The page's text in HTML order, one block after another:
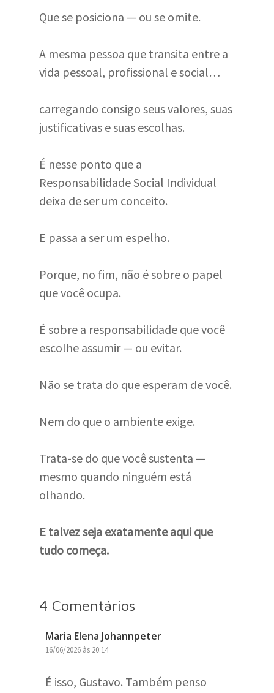
Que se posiciona — ou se omite.
A mesma pessoa que transita entre a
vida pessoal, profissional e social…
carregando consigo seus valores, suas
justificativas e suas escolhas.
É nesse ponto que a
Responsabilidade Social Individual
deixa de ser um conceito.
E passa a ser um espelho.
Porque, no fim, não é sobre o papel
que você ocupa.
É sobre a responsabilidade que você
escolhe assumir — ou evitar.
Não se trata do que esperam de você.
Nem do que o ambiente exige.
Trata-se do que você sustenta —
mesmo quando ninguém está
olhando.
E talvez seja exatamente aqui que
tudo começa.
4 Comentários
Maria Elena Johannpeter
16/06/2026 às 20:14
É isso, Gustavo. Também penso